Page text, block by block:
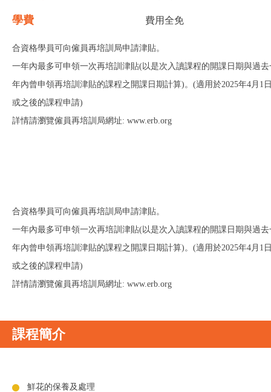
學費 費用全免
合資格學員可向僱員再培訓局申請津貼。
一年內最多可申領一次再培訓津貼(以是次入讀課程的開課日期與過去
年內曾申領再培訓津貼的課程之開課日期計算)。(適用於2025年4月1
或之後的課程申請)
詳情請瀏覽僱員再培訓局網址: www.erb.org
合資格學員可向僱員再培訓局申請津貼。
一年內最多可申領一次再培訓津貼(以是次入讀課程的開課日期與過去
年內曾申領再培訓津貼的課程之開課日期計算)。(適用於2025年4月1
或之後的課程申請)
詳情請瀏覽僱員再培訓局網址: www.erb.org
課程簡介
鮮花的保養及處理